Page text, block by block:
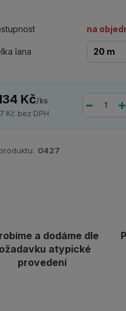
na
lana
Kč/ks
Kč bez DPH
0427
a dodáme dle
atypické
provedení